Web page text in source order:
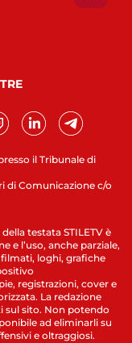
il Tribunale di
di Comunicazione c/o
testata STILETV è
e l’uso, anche parziale,
loghi, grafiche
registrazioni, cover e
La redazione
sul sito. Non potendo
ad eliminarli su
e oltraggiosi.